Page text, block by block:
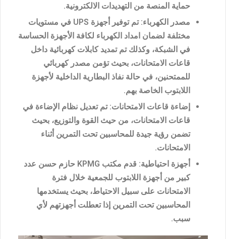
حماية المنصة من التهديدات الالكترونية.
مصدر الكهرباء
: تم توفير أجهزة UPS في مستويات
مختلفة لضمان امداد الكهرباء لكافة الأجهزة الحساسة
في الشبكة، وكذلك تم تمديد كابلات كهربائية داخل
قاعات الامتحانات، بحيث تؤمن مصدر كهربائي
للممتحنين، في حالة نفاذ البطارية الداخلية لأجهزة
اللابتوب الخاصة بهم.
إضاءة قاعات الامتحانات: تم تعديل نظام الإضاءة في
قاعات الامتحانات، من حيث القوة والتوزيع، بحيث
تضمن رؤية جيدة للمحاسبين تحت التمرين أثناء
الامتحانات.
أجهزة احتياطية
: قدم مكتب KPMG حازم حسن عدد
كبير من أجهزة اللابتوب للجمعية خلال فترة
الامتحانات على سبيل الاحتياط، بحيث يستخدمها
المحاسبين تحت التمرين إذا تعطلت أجهزتهم لأي
سبب.